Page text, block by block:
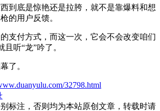
到底是惊艳还是拉胯，就不是靠爆料和想
的用户反馈。
的支付方式，而这一次，它会不会改变咱们
听“龙”吟了。
了。
32798.html
标注，否则均为本站原创文章，转载时请